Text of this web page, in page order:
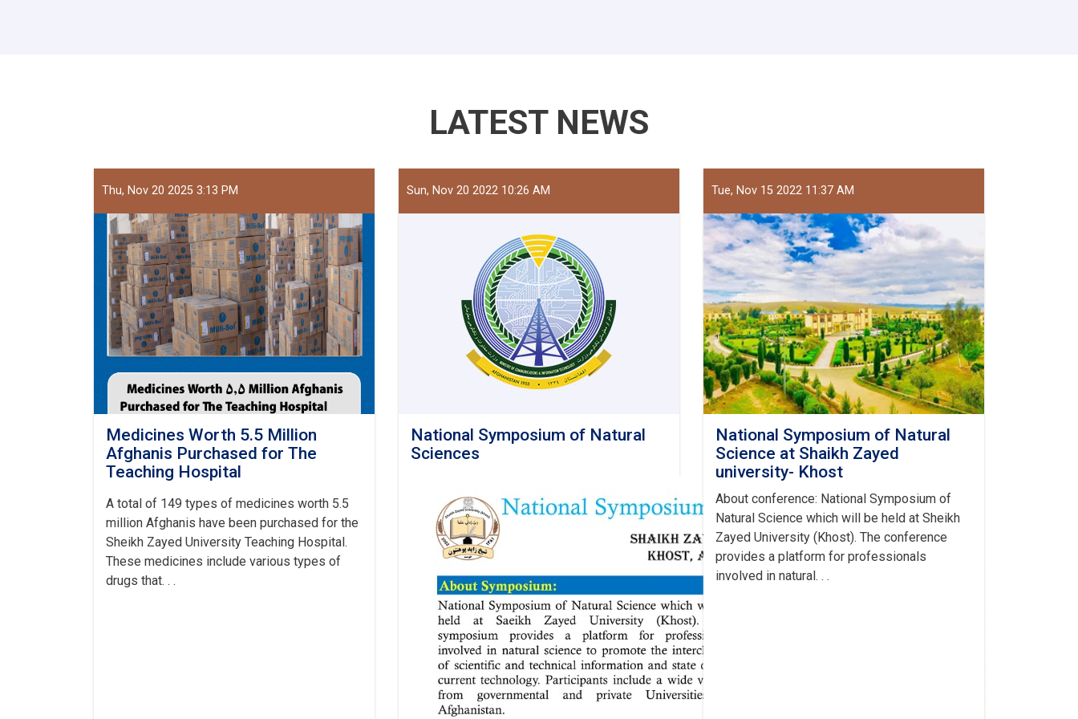
LATEST NEWS
Thu, Nov 20 2025 3:13 PM
Medicines Worth 5.5 Million
Afghanis Purchased for The
Teaching Hospital
A total of 149 types of medicines worth 5.5
million Afghanis have been purchased for the
Sheikh Zayed University Teaching Hospital.
These medicines include various types of
drugs that. . .
Sun, Nov 20 2022 10:26 AM
National Symposium of Natural
Sciences
Tue, Nov 15 2022 11:37 AM
National Symposium of Natural
Science at Shaikh Zayed
university- Khost
About conference: National Symposium of
Natural Science which will be held at Sheikh
Zayed University (Khost). The conference
provides a platform for professionals
involved in natural. . .